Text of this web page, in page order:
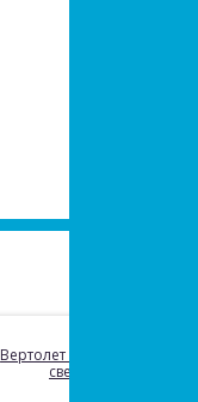
Вертолет ин. Полиция,
свет, звук